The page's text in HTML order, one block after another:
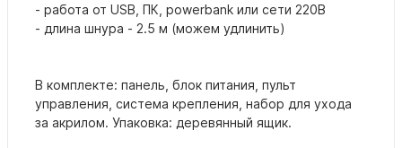
- работа от USB, ПК, powerbank или сети 220В
- длина шнура - 2.5 м (можем удлинить)
В комплекте: панель, блок питания, пульт
управления, система крепления, набор для ухода
за акрилом. Упаковка: деревянный ящик.